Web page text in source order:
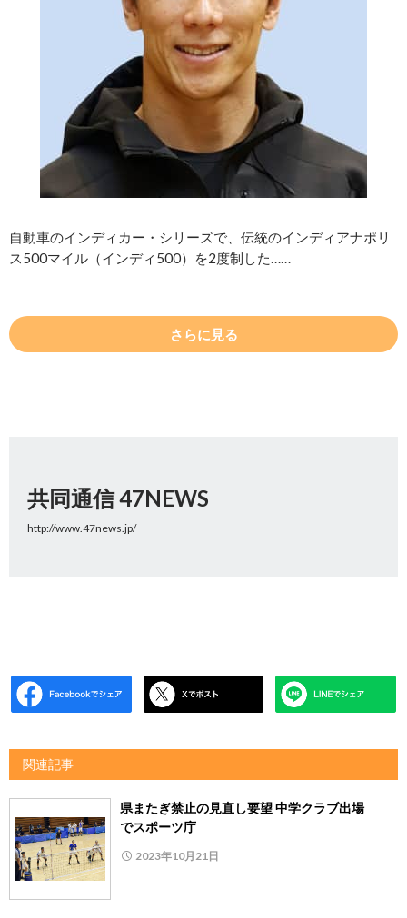
自動車のインディカー・シリーズで、伝統のインディアナポリ
ス500マイル（インディ500）を2度制した……
さらに見る
共同通信 47NEWS
http://www.47news.jp/
関連記事
県またぎ禁止の見直し要望 中学クラブ出場
でスポーツ庁
2023年10月21日